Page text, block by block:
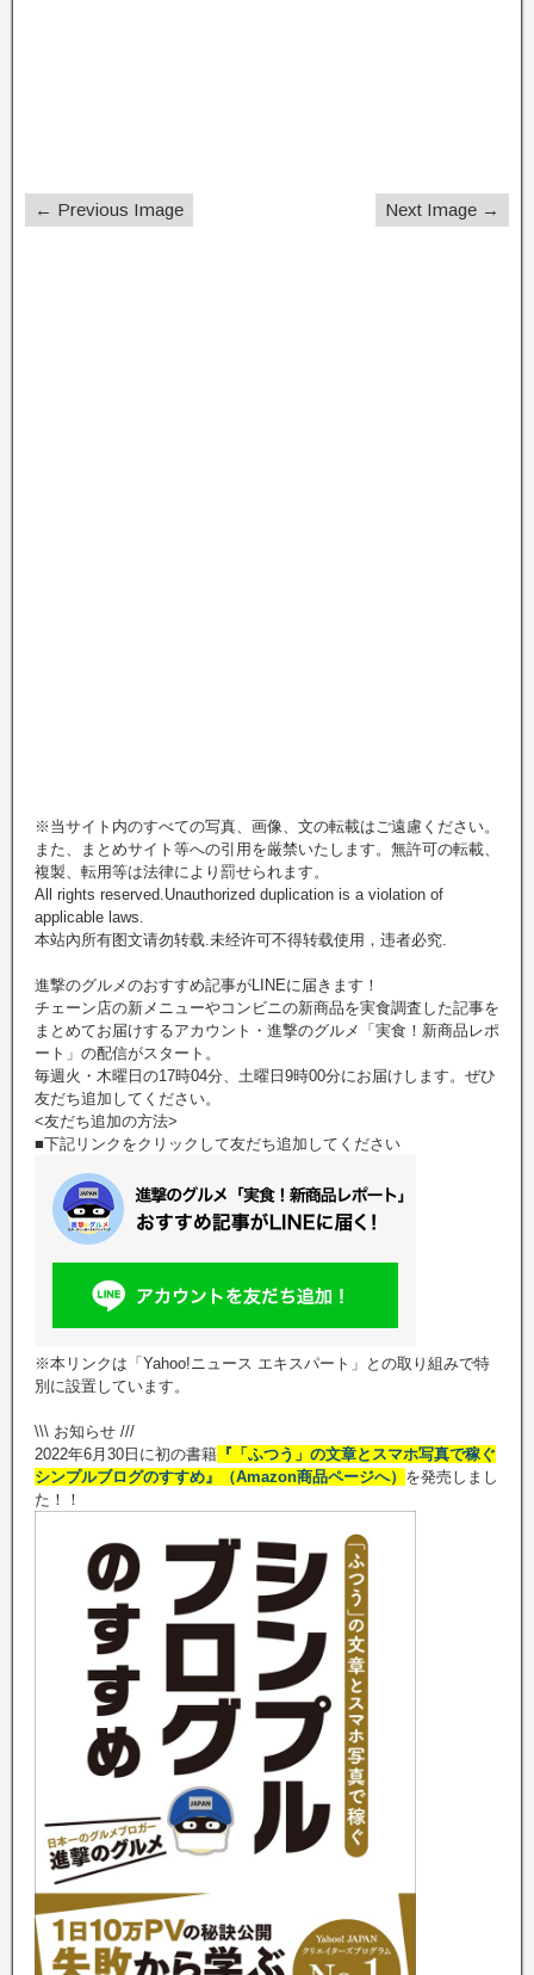
← Previous Image Next Image →
※当サイト内のすべての写真、画像、文の転載はご遠慮ください。
また、まとめサイト等への引用を厳禁いたします。無許可の転載、
複製、転用等は法律により罰せられます。
All rights reserved.Unauthorized duplication is a violation of
applicable laws.
本站內所有图文请勿转载.未经许可不得转载使用，违者必究.
進撃のグルメのおすすめ記事がLINEに届きます！
チェーン店の新メニューやコンビニの新商品を実食調査した記事を
まとめてお届けするアカウント・進撃のグルメ「実食！新商品レポ
ート」の配信がスタート。
毎週火・木曜日の17時04分、土曜日9時00分にお届けします。ぜひ
友だち追加してください。
<友だち追加の方法>
■下記リンクをクリックして友だち追加してください
※本リンクは「Yahoo!ニュース エキスパート」との取り組みで特
別に設置しています。
\\\ お知らせ ///
2022年6月30日に初の書籍 『「ふつう」の文章とスマホ写真で稼ぐ
シンプルブログのすすめ』（Amazon商品ページへ） を発売しまし
た！！